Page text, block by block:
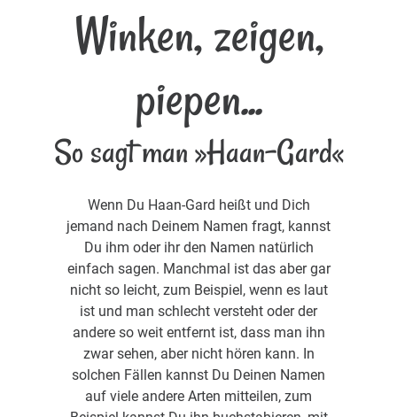
Winken, zeigen,
piepen...
So sagt man »Haan-Gard«
Wenn Du Haan-Gard heißt und Dich
jemand nach Deinem Namen fragt, kannst
Du ihm oder ihr den Namen natürlich
einfach sagen. Manchmal ist das aber gar
nicht so leicht, zum Beispiel, wenn es laut
ist und man schlecht versteht oder der
andere so weit entfernt ist, dass man ihn
zwar sehen, aber nicht hören kann. In
solchen Fällen kannst Du Deinen Namen
auf viele andere Arten mitteilen, zum